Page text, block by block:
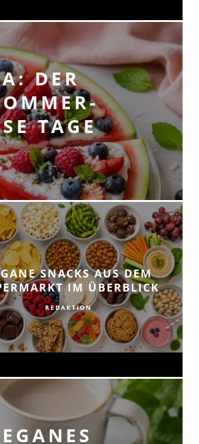
DER
TAGE
SNACKS AUS DEM
IM ÜBERBLICK
REDAKTION